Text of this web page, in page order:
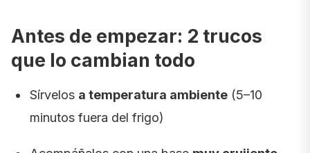
Antes de empezar: 2 trucos
que lo cambian todo
Sírvelos a temperatura ambiente (5–10
minutos fuera del frigo)